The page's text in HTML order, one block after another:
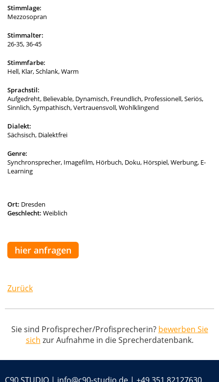
Ort: Dresden
Geschlecht: Weiblich
hier anfragen
Zurück
Stimmlage:
Mezzosopran
Stimmalter:
26-35, 36-45
Stimmfarbe:
Hell, Klar, Schlank, Warm
Sprachstil:
Aufgedreht, Believable, Dynamisch, Freundlich, Professionell, Seriös,
Sinnlich, Sympathisch, Vertrauensvoll, Wohlklingend
Dialekt:
Sächsisch, Dialektfrei
Genre:
Synchronsprecher, Imagefilm, Hörbuch, Doku, Hörspiel, Werbung, E-
Learning
Sie sind Profisprecher/Profisprecherin? bewerben Sie
sich zur Aufnahme in die Sprecherdatenbank.